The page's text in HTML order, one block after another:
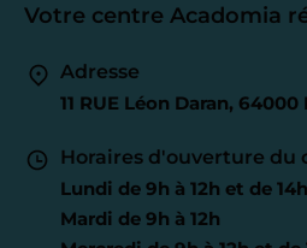
Votre centre Acadomia
Adresse
11 RUE Léon Daran, 64000
Horaires d'ouverture du
Lundi de 9h à 12h et de
Mardi de 9h à 12h